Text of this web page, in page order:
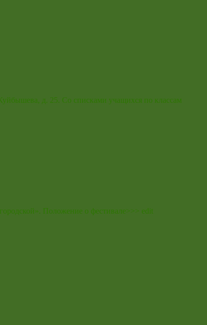
д. 25. Со списками учащихся по классам
Положение о фестивале>>> edit